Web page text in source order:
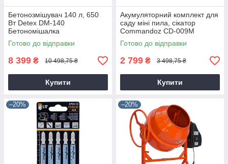
Бетонозмішувач 140 л, 650
Вт Detex DM-140
Бетономішалка
Готово до відправки
8 399 ₴ 10 498,75 ₴
Купити
Акумуляторний комплект для
саду міні пила, сікатор
Commandoz CD-009M
Готово до відправки
2 799 ₴ 3 498,75 ₴
Купити
–20% –20%